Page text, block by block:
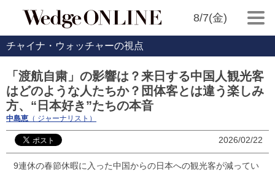
8/7(金)
チャイナ・ウォッチャーの視点
「渡航自粛」の影響は？来日する中国人観光客
はどのような人たちか？団体客とは違う楽しみ
方、“日本好き”たちの本音
中島恵 （ ジャーナリスト）
2026/02/22
9連休の春節休暇に入った中国からの日本への観光客が減ってい